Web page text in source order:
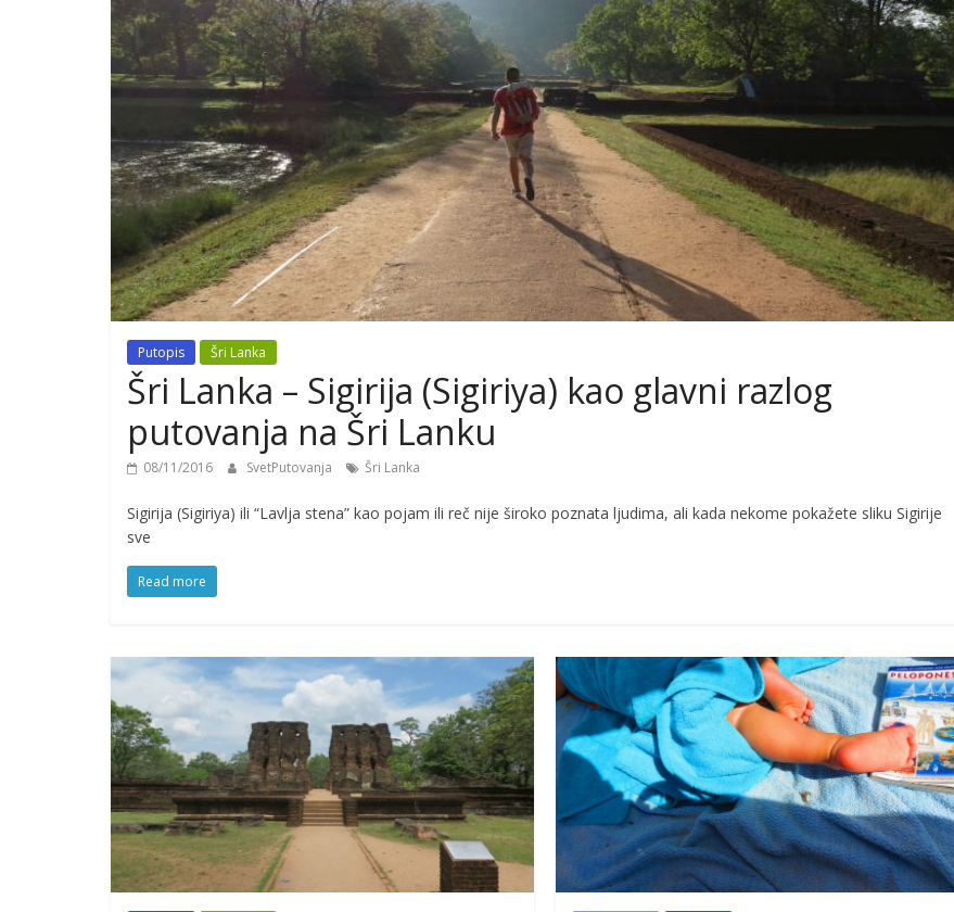
Putopis Šri Lanka
Šri Lanka – Sigirija (Sigiriya) kao glavni razlog
putovanja na Šri Lanku
08/11/2016 SvetPutovanja Šri Lanka
Sigirija (Sigiriya) ili “Lavlja stena” kao pojam ili reč nije široko poznata ljudima, ali kada nekome pokažete sliku Sigirije
sve
Read more